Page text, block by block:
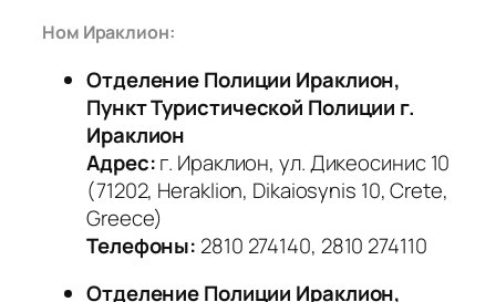
Ном Ираклион:
Отделение Полиции Ираклион,
Пункт Туристической Полиции г.
Ираклион
Адрес:г. Ираклион, ул. Дикеосинис 10
(71202, Heraklion, Dikaiosynis 10, Crete,
Greece)
Телефоны: 2810 274140, 2810 274110
Отделение Полиции Ираклион,